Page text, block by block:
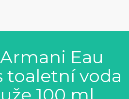
Eau
toaletní voda
100 ml